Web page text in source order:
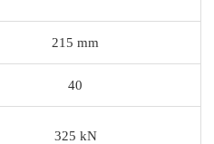
215 mm
40
325 kN